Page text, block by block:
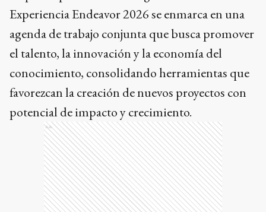
Experiencia Endeavor 2026 se enmarca en una
agenda de trabajo conjunta que busca promover
el talento, la innovación y la economía del
conocimiento, consolidando herramientas que
favorezcan la creación de nuevos proyectos con
potencial de impacto y crecimiento.
Ads